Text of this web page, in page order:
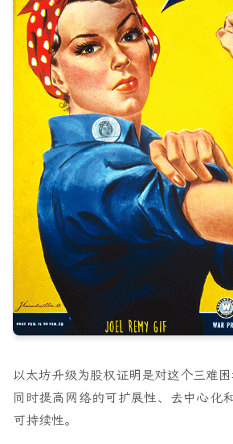
以太坊升级为股权证明是对这个三难
同时提高网络的可扩展性、去中心化
可持续性。